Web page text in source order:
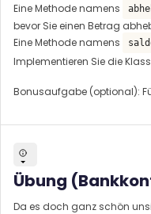
Eine Methode namens
bevor Sie einen Betrag
Eine Methode namens
Implementieren Sie die
Bonusaufgabe (optional):
Übung
Da es doch ganz schön